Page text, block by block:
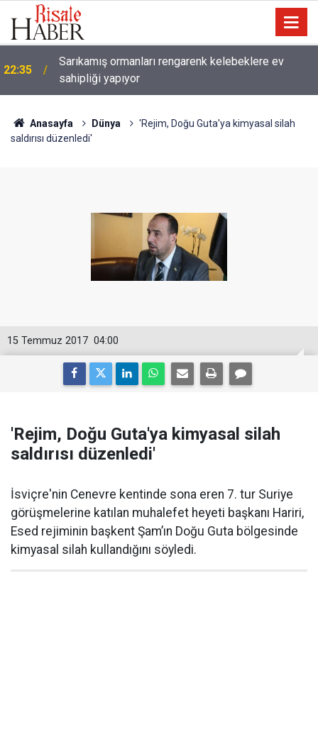
22:35
Sarıkamış ormanları rengarenk kelebeklere ev
sahipliği yapıyor
Anasayfa Dünya
'Rejim, Doğu Guta'ya kimyasal silah
saldırısı düzenledi'
04:00
15 Temmuz 2017
'Rejim, Doğu Guta'ya kimyasal silah
saldırısı düzenledi'
İsviçre'nin Cenevre kentinde sona eren 7. tur Suriye
görüşmelerine katılan muhalefet heyeti başkanı Hariri,
Esed rejiminin başkent Şam’ın Doğu Guta bölgesinde
kimyasal silah kullandığını söyledi.